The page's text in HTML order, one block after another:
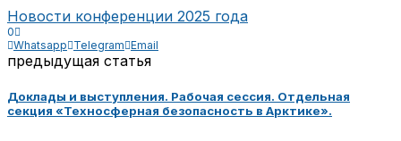
Новости конференции 2025 года
0
Whatsapp Telegram Email
предыдущая статья
Доклады и выступления. Рабочая сессия. Отдельная
секция «Техносферная безопасность в Арктике».